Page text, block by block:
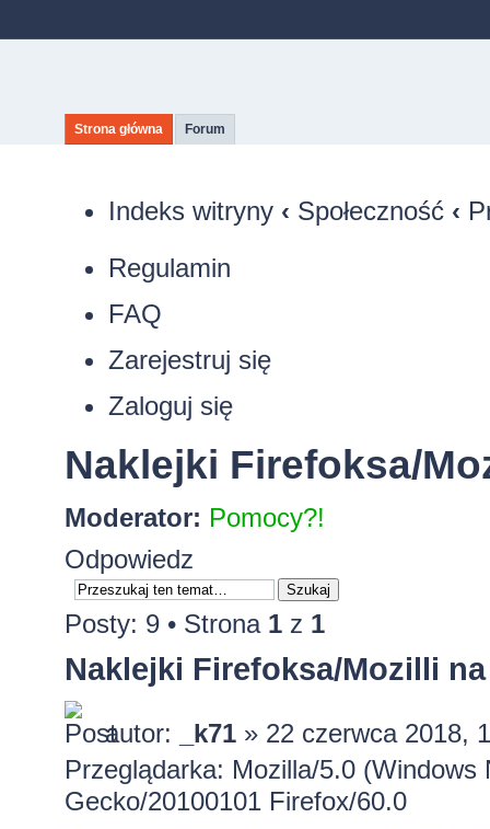
Strona główna Forum
Indeks witryny ‹ Społeczność ‹
Regulamin
FAQ
Zarejestruj się
Zaloguj się
Naklejki Firefoksa/
Moderator: Pomocy?!
Odpowiedz
Posty: 9 • Strona 1z 1
Naklejki Firefoksa/Mozilli
autor: _k71» 22 czerwca 2018,
Przeglądarka: Mozilla/5.0
Gecko/20100101 Firefox/60.0